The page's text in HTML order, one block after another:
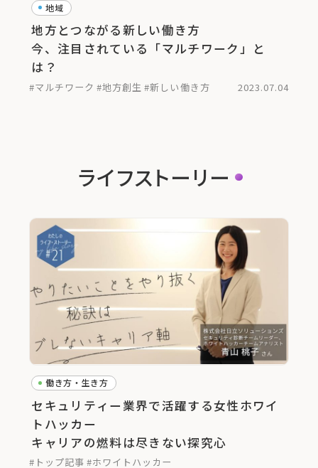
地域
地方とつながる新しい働き方
今、注目されている「マルチワーク」と
は？
#マルチワーク #地方創生 #新しい働き方 2023.07.04
ライフストーリー
働き方・生き方
セキュリティー業界で活躍する女性ホワイ
トハッカー
キャリアの燃料は尽きない探究心
#トップ記事 #ホワイトハッカー